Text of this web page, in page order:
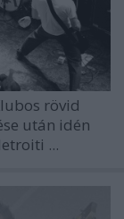
rövid
után idén
...